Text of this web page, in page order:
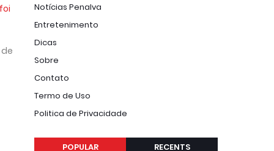
Notícias Penalva
Entretenimento
Dicas
Sobre
Contato
Termo de Uso
Politica de Privacidade
POPULAR RECENTS